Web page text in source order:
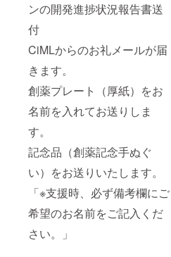
ンの開発進捗状況報告書送
付
CiMLからのお礼メールが届
きます。
創薬プレート（厚紙）をお
名前を入れてお送りしま
す。
記念品（創薬記念手ぬぐ
い）をお送りいたします。
「※支援時、必ず備考欄にご
希望のお名前をご記入くだ
さい。」